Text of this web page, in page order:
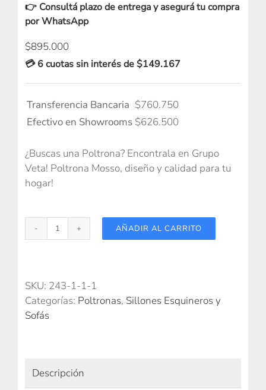
👉 Consultá plazo de entrega y asegurá tu compra
por WhatsApp
$895.000
💳 6 cuotas sin interés de $149.167
Transferencia Bancaria $760.750
Efectivo en Showrooms $626.500
¿Buscas una Poltrona? Encontrala en Grupo
Veta! Poltrona Mosso, diseño y calidad para tu
hogar!
Poltrona
AÑADIR AL CARRITO
SKU: 243-1-1-1
Categorías: Poltronas, Sillones Esquineros y
Sofás
Descripción